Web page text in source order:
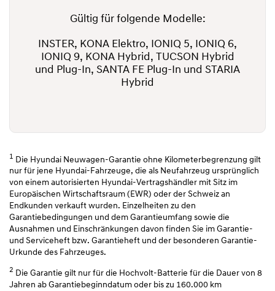
Gültig für folgende Modelle:
INSTER, KONA Elektro, IONIQ 5, IONIQ 6,
IONIQ 9, KONA Hybrid, TUCSON Hybrid
und Plug-In, SANTA FE Plug-In und STARIA
Hybrid
1 Die Hyundai Neuwagen-Garantie ohne Kilometerbegrenzung gilt
nur für jene Hyundai-Fahrzeuge, die als Neufahrzeug ursprünglich
von einem autorisierten Hyundai-Vertragshändler mit Sitz im
Europäischen Wirtschaftsraum (EWR) oder der Schweiz an
Endkunden verkauft wurden. Einzelheiten zu den
Garantiebedingungen und dem Garantieumfang sowie die
Ausnahmen und Einschränkungen davon finden Sie im Garantie-
und Serviceheft bzw. Garantieheft und der besonderen Garantie-
Urkunde des Fahrzeuges.
2 Die Garantie gilt nur für die Hochvolt-Batterie für die Dauer von 8
Jahren ab Garantiebeginndatum oder bis zu 160.000 km